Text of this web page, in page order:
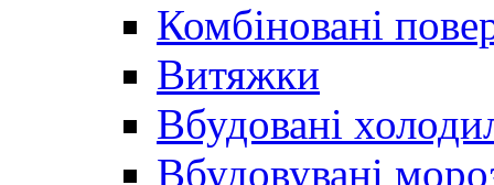
Комбіновані
Витяжки
Вбудовані
Вбудовувані